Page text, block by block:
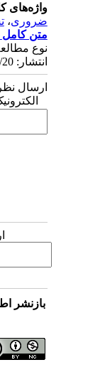
واژه‌های
ضروری،
متن کامل[PDF 835 kb]
نوع
انتشار: 1403/5/20
ارسال نظر
بازنشر